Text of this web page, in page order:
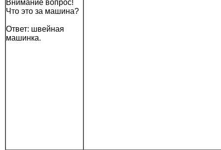
Внимание вопрос!
Что это за машина?
Ответ: швейная
машинка.